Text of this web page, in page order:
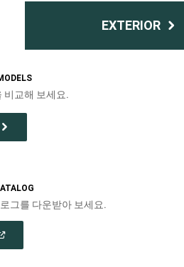
EXTERIOR
비교해 보세요.
그를 다운받아 보세요.